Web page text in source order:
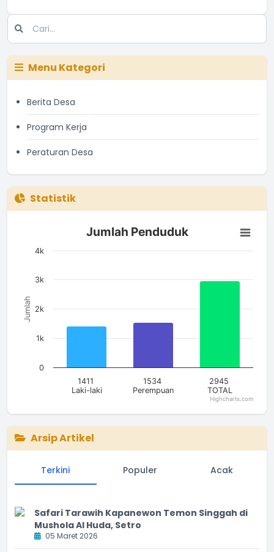
Menu Kategori
Berita Desa
Program Kerja
Peraturan Desa
Statistik
Jumlah Penduduk
Bar chart with 3 bars.
The chart has 1 X axis displaying categories.
Jumlah
Jumlah Penduduk
1411
Laki-laki
1534
Perempuan
2945
TOTAL
0
1k
2k
3k
4k
Highcharts.com
Arsip Artikel
Terkini Populer Acak
Safari Tarawih Kapanewon Temon Singgah di
Mushola Al Huda, Setro
05 Maret 2026